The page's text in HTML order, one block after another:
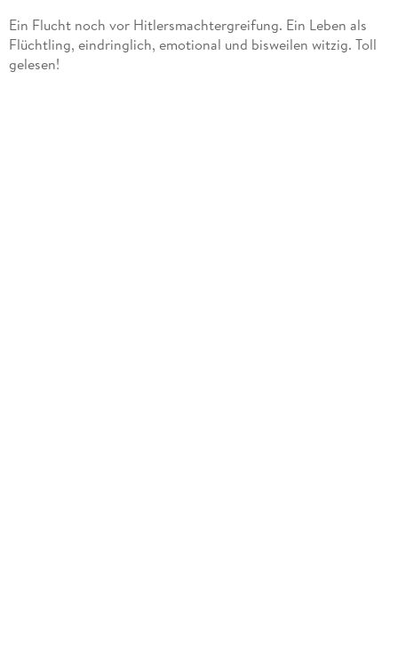
Ein Flucht noch vor Hitlersmachtergreifung. Ein Leben als
Flüchtling, eindringlich, emotional und bisweilen witzig. Toll
gelesen!